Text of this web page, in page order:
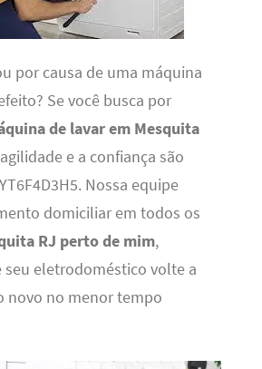
por causa de uma máquina
Se você busca por
de lavar em Mesquita
e a confiança são
Nossa equipe
domiciliar em todos os
RJ perto de mim,
seu eletrodoméstico volte a
novo no menor tempo